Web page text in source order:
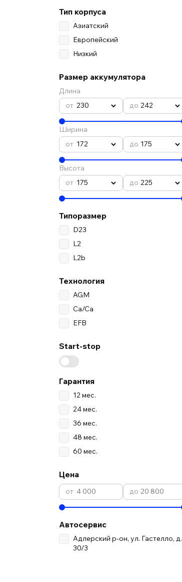
Тип корпуса
Азиатский
Европейский
Низкий
Размер аккумулятора
Длина
230
242
Ширина
172
175
Высота
175
225
Типоразмер
D23
L2
L2b
Технология
AGM
Ca/Ca
EFB
Start-stop
Гарантия
12 мес.
24 мес.
36 мес.
48 мес.
60 мес.
Цена
Автосервис
Адлерский р-он, ул. Гастелло, д.
30/3